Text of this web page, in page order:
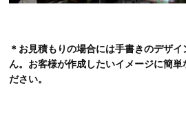
＊お見積もりの場合には手書きのデザ
ん。お客様が作成したいイメージに簡単
ださい。